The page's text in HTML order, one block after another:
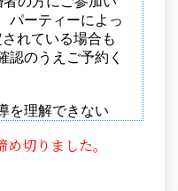
切りました。